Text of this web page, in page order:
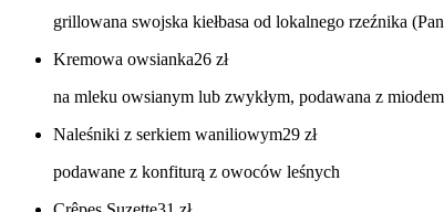
grillowana swojska kiełbasa od lokalnego rzeźnika
Kremowa owsianka26 zł
na mleku owsianym lub zwykłym, podawana z
Naleśniki z serkiem waniliowym29 zł
podawane z konfiturą z owoców leśnych